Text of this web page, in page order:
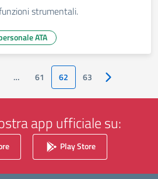
strumentali.
ATA
… 61 62 63 Pagina
app ufficiale su:
Play Store